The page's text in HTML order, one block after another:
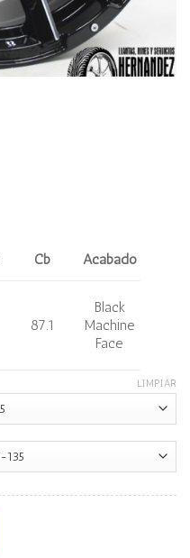
Cb Acabado
87.1
Black
Machine
Face
LIMPIAR